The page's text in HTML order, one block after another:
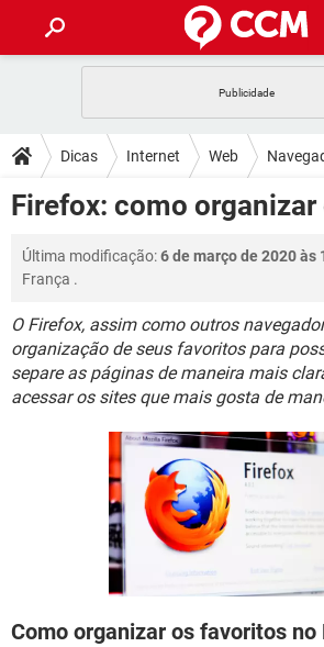
CELULAR
OUTLOOK EXCEL
GUIA DE COMPRAS
DICAS
JOGOS
CELULAR
OUTLOOK EXCEL
GUIA DE COMPRAS
DOWNLOADS
CELULAR
INSTAGRAM GMAIL
GUIA DE COMPRAS
FÓRUM
CELULAR
OUTLOOK EXCEL
INSTAGRAM GMAIL
GUIA DE COMPRAS
JOGOS
CELULAR FACEBOOK
GMAIL
GUIA DE COMPRAS
Dicas Internet Web
Mozilla Firefox
Firefox: como
Última modificação:6 de março de 2020 às
França .
O Firefox, assim como outros
organização de seus favoritos para
separe as páginas de maneira mais
acessar os sites que mais gosta de
Como organizar os favoritos no